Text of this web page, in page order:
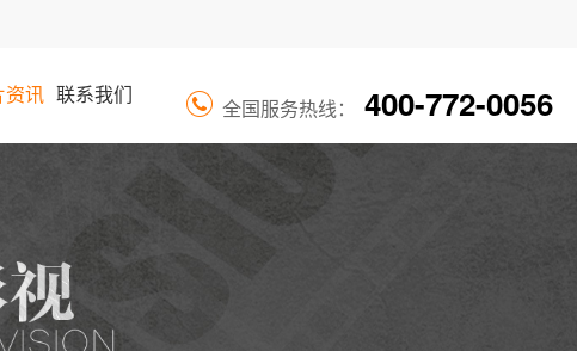
全国服务热线： 400-772-0056
资讯 联系我们